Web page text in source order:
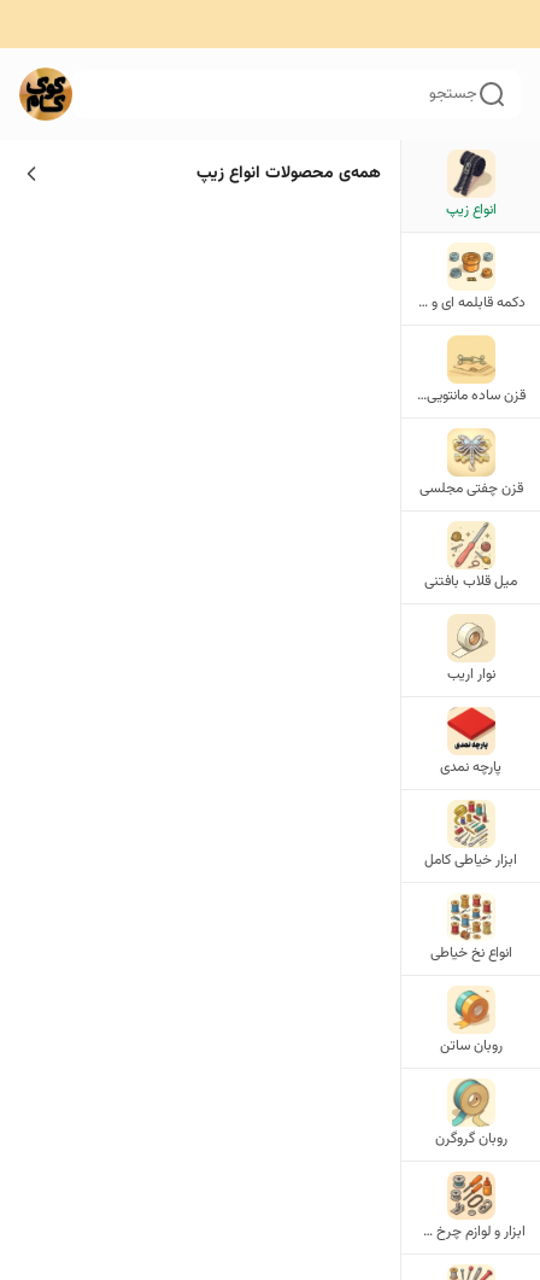
جستجو
انواع زیپ
دکمه قابلمه ای و ریلی
قزن ساده مانتویی و روکش‌دار
قزن چفتی مجلسی
میل قلاب بافتنی
نوار اریب
پارچه نمدی
ابزار خیاطی کامل
انواع نخ خیاطی
روبان ساتن
روبان گروگرن
ابزار و لوازم چرخ خیاطی
همه‌ی محصولات انواع زیپ